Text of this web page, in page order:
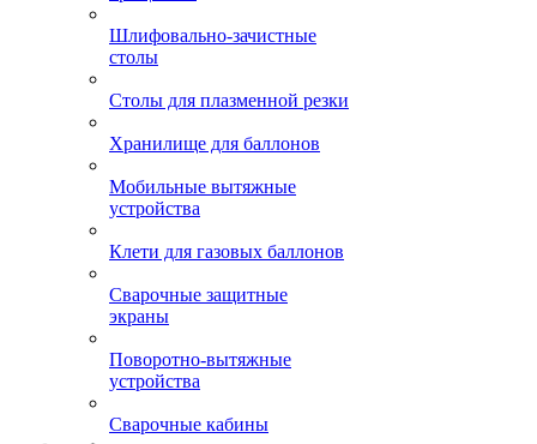
Шлифовально-зачистные
столы
Столы для плазменной резки
Хранилище для баллонов
Мобильные вытяжные
устройства
Клети для газовых баллонов
Сварочные защитные
экраны
Поворотно-вытяжные
устройства
Сварочные кабины